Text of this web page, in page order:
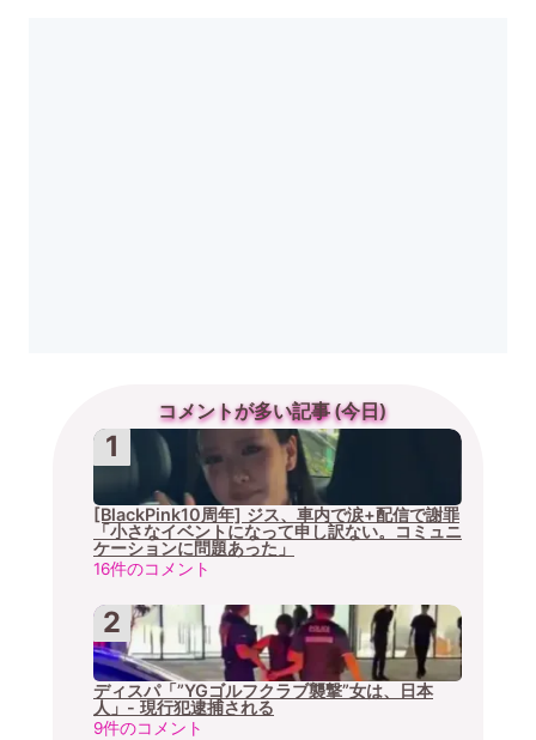
コメントが多い記事 (今日)
[BlackPink10周年] ジス、車内で涙+配信で謝罪
「小さなイベントになって申し訳ない。コミュニ
ケーションに問題あった」
16件のコメント
ディスパ「”YGゴルフクラブ襲撃”女は、日本
人」- 現行犯逮捕される
9件のコメント